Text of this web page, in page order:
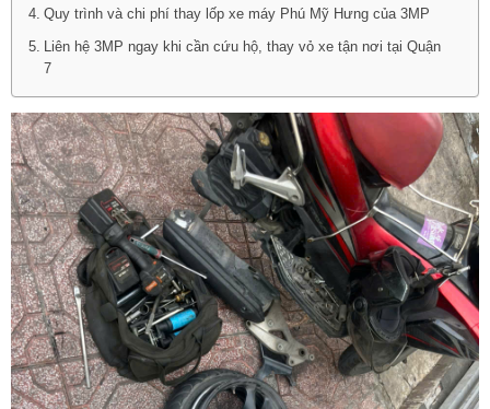
Quy trình và chi phí thay lốp xe máy Phú Mỹ Hưng của 3MP
Liên hệ 3MP ngay khi cần cứu hộ, thay vỏ xe tận nơi tại Quận
7